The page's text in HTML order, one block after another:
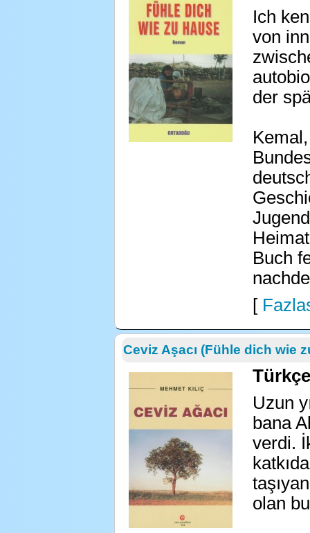
Ich
von
der
Buch
[
Ceviz Aşacı (Fühle dich wie
Uzun
bana
verdi.
olan